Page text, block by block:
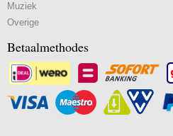
Muziek
Overige
Betaalmethodes